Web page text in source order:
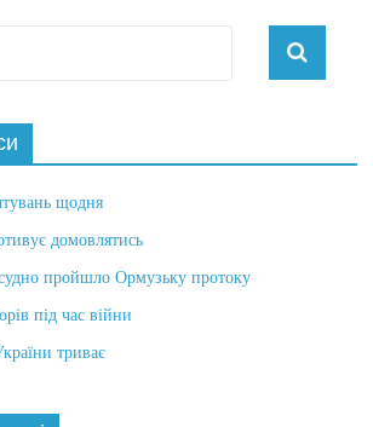
щодня
домовлятись
пройшло Ормузьку протоку
під час війни
триває